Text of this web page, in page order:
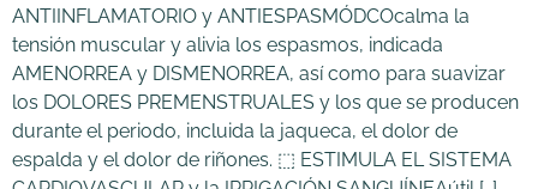
ANTIINFLAMATORIO y ANTIESPASMÓDCOcalma la
tensión muscular y alivia los espasmos, indicada
AMENORREA y DISMENORREA, así como para suavizar
los DOLORES PREMENSTRUALES y los que se producen
durante el periodo, incluida la jaqueca, el dolor de
espalda y el dolor de riñones. ⬚ ESTIMULA EL SISTEMA